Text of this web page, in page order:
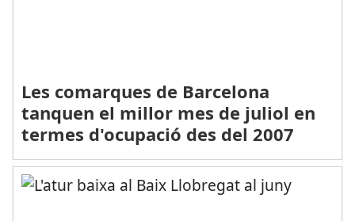
Les comarques de Barcelona
tanquen el millor mes de juliol en
termes d'ocupació des del 2007